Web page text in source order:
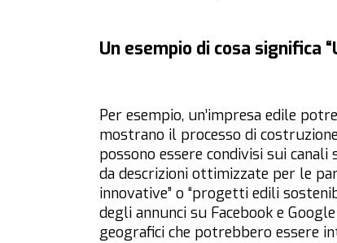
Un esempio di cosa significa
Per esempio, un’impresa edile
mostrano il processo di
possono essere condivisi sui canali
da descrizioni ottimizzate per le
innovative” o “progetti edili
degli annunci su Facebook e
geografici che potrebbero essere